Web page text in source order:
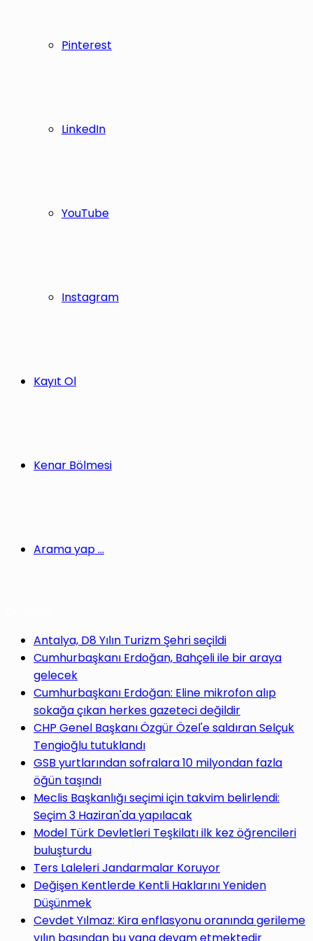
Pinterest
LinkedIn
YouTube
Instagram
Kayıt Ol
Kenar Bölmesi
Arama yap ...
Antalya, D8 Yılın Turizm Şehri seçildi
Cumhurbaşkanı Erdoğan, Bahçeli ile bir araya
gelecek
Cumhurbaşkanı Erdoğan: Eline mikrofon alıp
sokağa çıkan herkes gazeteci değildir
CHP Genel Başkanı Özgür Özel'e saldıran Selçuk
Tengioğlu tutuklandı
GSB yurtlarından sofralara 10 milyondan fazla
öğün taşındı
Meclis Başkanlığı seçimi için takvim belirlendi:
Seçim 3 Haziran'da yapılacak
Model Türk Devletleri Teşkilatı ilk kez öğrencileri
buluşturdu
Ters Laleleri Jandarmalar Koruyor
Değişen Kentlerde Kentli Haklarını Yeniden
Düşünmek
Cevdet Yılmaz: Kira enflasyonu oranında gerileme